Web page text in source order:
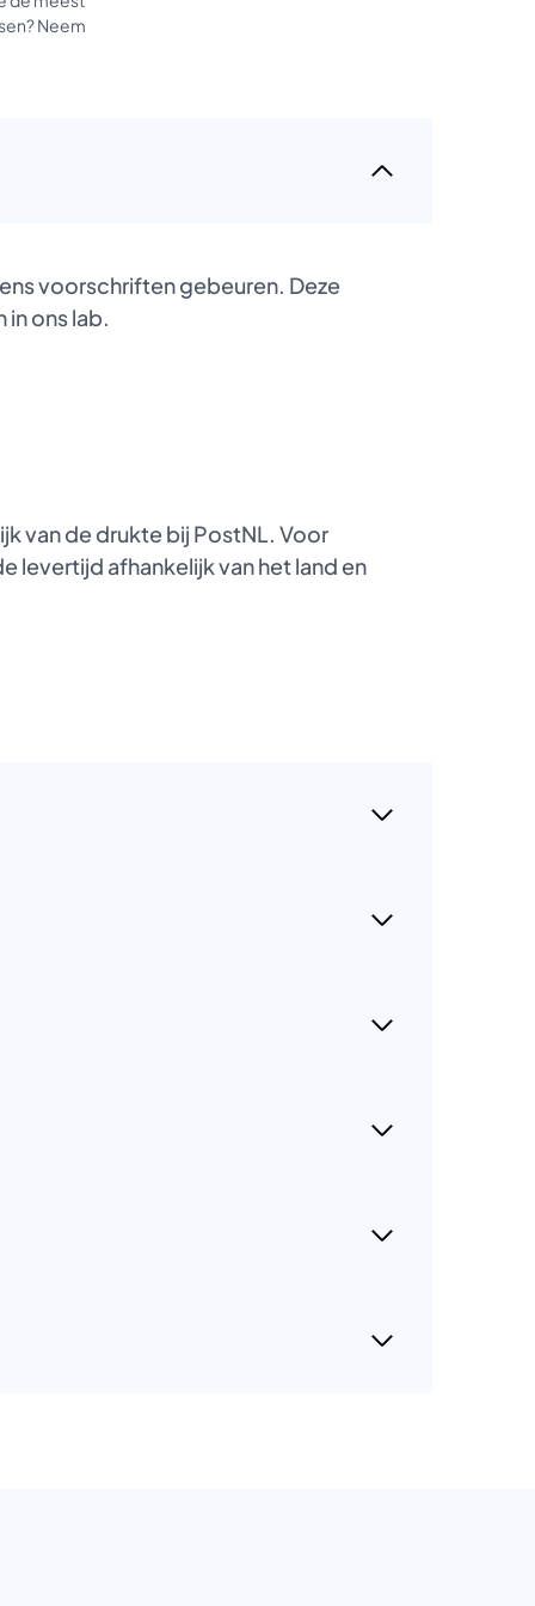
Neem
voorschriften gebeuren. Deze
ons lab.
van de drukte bij PostNL. Voor
levertijd afhankelijk van het land en